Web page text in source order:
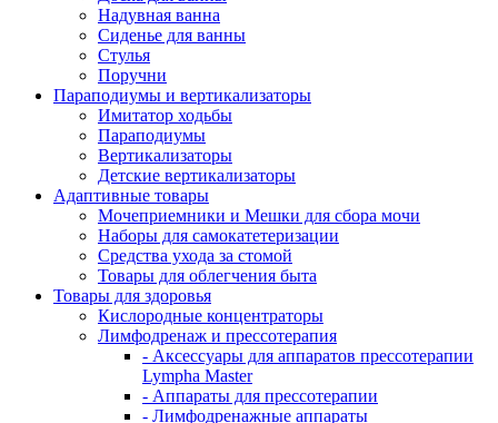
Надувная ванна
Сиденье для ванны
Стулья
Поручни
Параподиумы и вертикализаторы
Имитатор ходьбы
Параподиумы
Вертикализаторы
Детские вертикализаторы
Адаптивные товары
Мочеприемники и Мешки для сбора мочи
Наборы для самокатетеризации
Средства ухода за стомой
Товары для облегчения быта
Товары для здоровья
Кислородные концентраторы
Лимфодренаж и прессотерапия
- Аксессуары для аппаратов прессотерапии
Lympha Master
- Аппараты для прессотерапии
- Лимфодренажные аппараты